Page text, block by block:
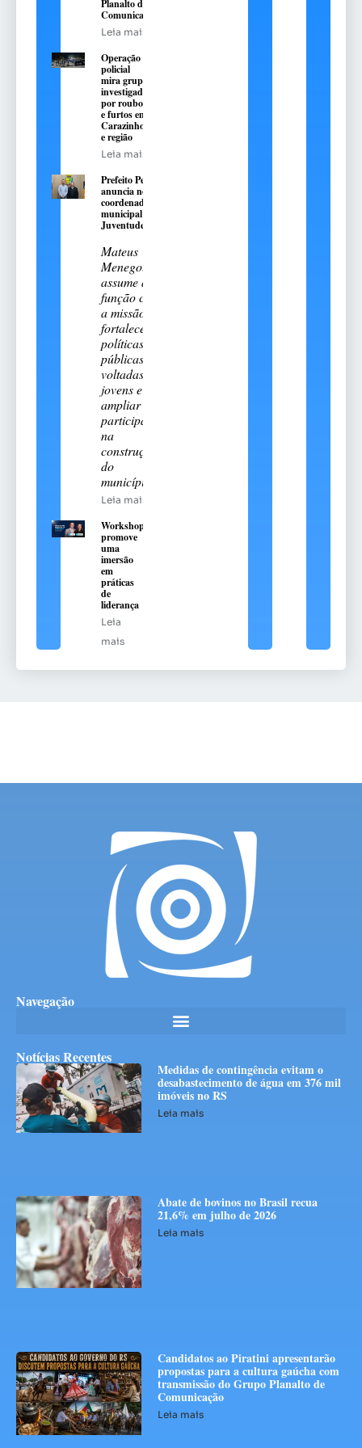
Planalto de
Comunicação
Leia mais
Operação
policial
mira grupo
investigado
por roubos
e furtos em
Carazinho
e região
Leia mais
Prefeito Pedro
anuncia novo
coordenador
municipal da
Juventude
Mateus
Menegotto
assume a
função com
a missão de
fortalecer
políticas
públicas
voltadas aos
jovens e
ampliar sua
participação
na
construção
do
município
Leia mais
Workshop
promove
uma
imersão
em
práticas
de
liderança
Leia
mais
Navegação
Notícias Recentes
Medidas de contingência evitam o
desabastecimento de água em 376 mil
imóveis no RS
Leia mais
Abate de bovinos no Brasil recua
21,6% em julho de 2026
Leia mais
Candidatos ao Piratini apresentarão
propostas para a cultura gaúcha com
transmissão do Grupo Planalto de
Comunicação
Leia mais